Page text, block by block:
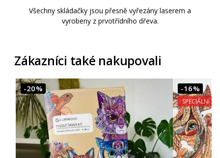
Všechny skládačky jsou přesně vyřezány laserem a
vyrobeny z prvotřídního dřeva.
Zákazníci také nakupovali
-20% -16%
SPECIÁLNÍ